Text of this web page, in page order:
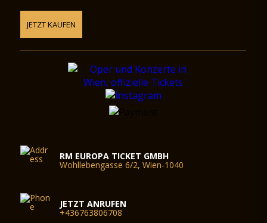
JETZT KAUFEN
RM EUROPA TICKET GMBH
Wohllebengasse 6/2, Wien-1040
JETZT ANRUFEN
+436763806708